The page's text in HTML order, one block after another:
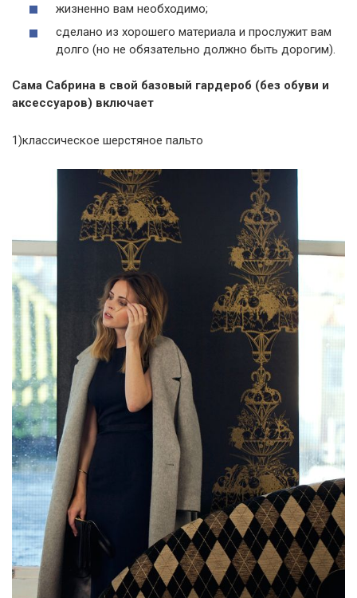
жизненно вам необходимо;
сделано из хорошего материала и прослужит вам
долго (но не обязательно должно быть дорогим).
Сама Сабрина в свой базовый гардероб (без обуви и
аксессуаров) включает
1)классическое шерстяное пальто